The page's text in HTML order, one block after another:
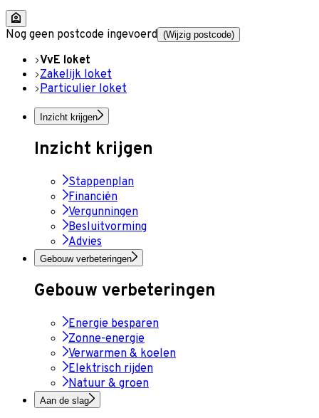
Nog geen postcode ingevoerd (Wijzig postcode)
VvE loket
Zakelijk loket
Particulier loket
Inzicht krijgen
Inzicht krijgen
Stappenplan
Financiën
Vergunningen
Besluitvorming
Advies
Gebouw verbeteringen
Gebouw verbeteringen
Energie besparen
Zonne-energie
Verwarmen & koelen
Elektrisch rijden
Natuur & groen
Aan de slag